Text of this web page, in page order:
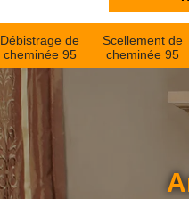
Débistrage de
cheminée 95
Scellement de
cheminée 95